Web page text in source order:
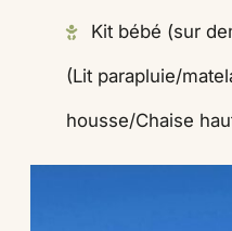
Kit bébé (sur
(Lit parapluie/
housse/Chaise